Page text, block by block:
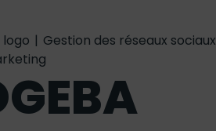
| Gestion des réseaux sociaux